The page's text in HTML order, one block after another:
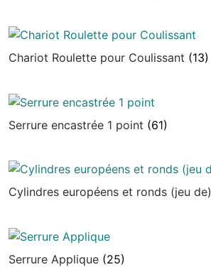
Chariot Roulette pour Coulissant (13)
Serrure encastrée 1 point (61)
Cylindres européens et ronds (jeu de)
Serrure Applique (25)